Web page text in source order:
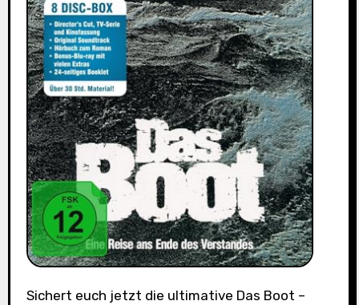
Sichert euch jetzt die ultimative Das Boot –